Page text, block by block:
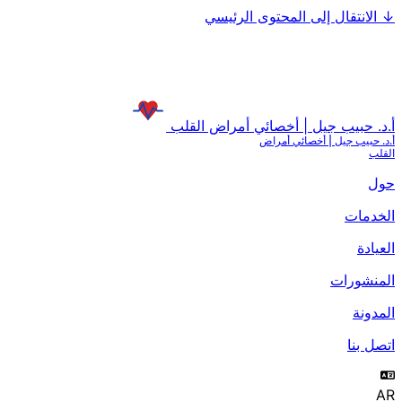
↓ الانتقال إلى المحتوى الرئيسي
أ.د. حبيب جيل | أخصائي أمراض القلب
أ.د. حبيب جيل | أخصائي أمراض
القلب
حول
الخدمات
العيادة
المنشورات
المدونة
اتصل بنا
AR